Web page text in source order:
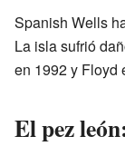
Spanish Wells
La isla sufrió
en 1992 y Floyd
El pez